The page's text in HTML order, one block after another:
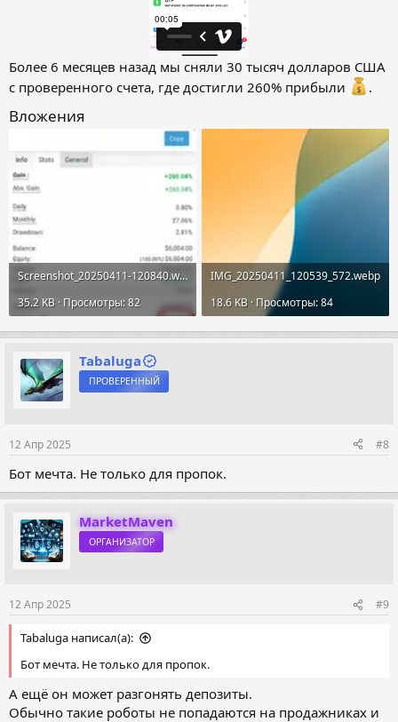
Более 6 месяцев назад мы сняли 30 тысяч долларов США
с проверенного счета, где достигли 260% прибыли
.
Вложения
Screenshot_20250411-120840.webp
35.2 KB · Просмотры: 82
IMG_20250411_120539_572.webp
18.6 KB · Просмотры: 84
Tabaluga
ПРОВЕРЕННЫЙ
12 Апр 2025 #8
Бот мечта. Не только для пропок.
MarketMaven
ОРГАНИЗАТОР
12 Апр 2025 #9
Tabaluga написал(а):
Бот мечта. Не только для пропок.
А ещё он может разгонять депозиты.
Обычно такие роботы не попадаются на продажниках и